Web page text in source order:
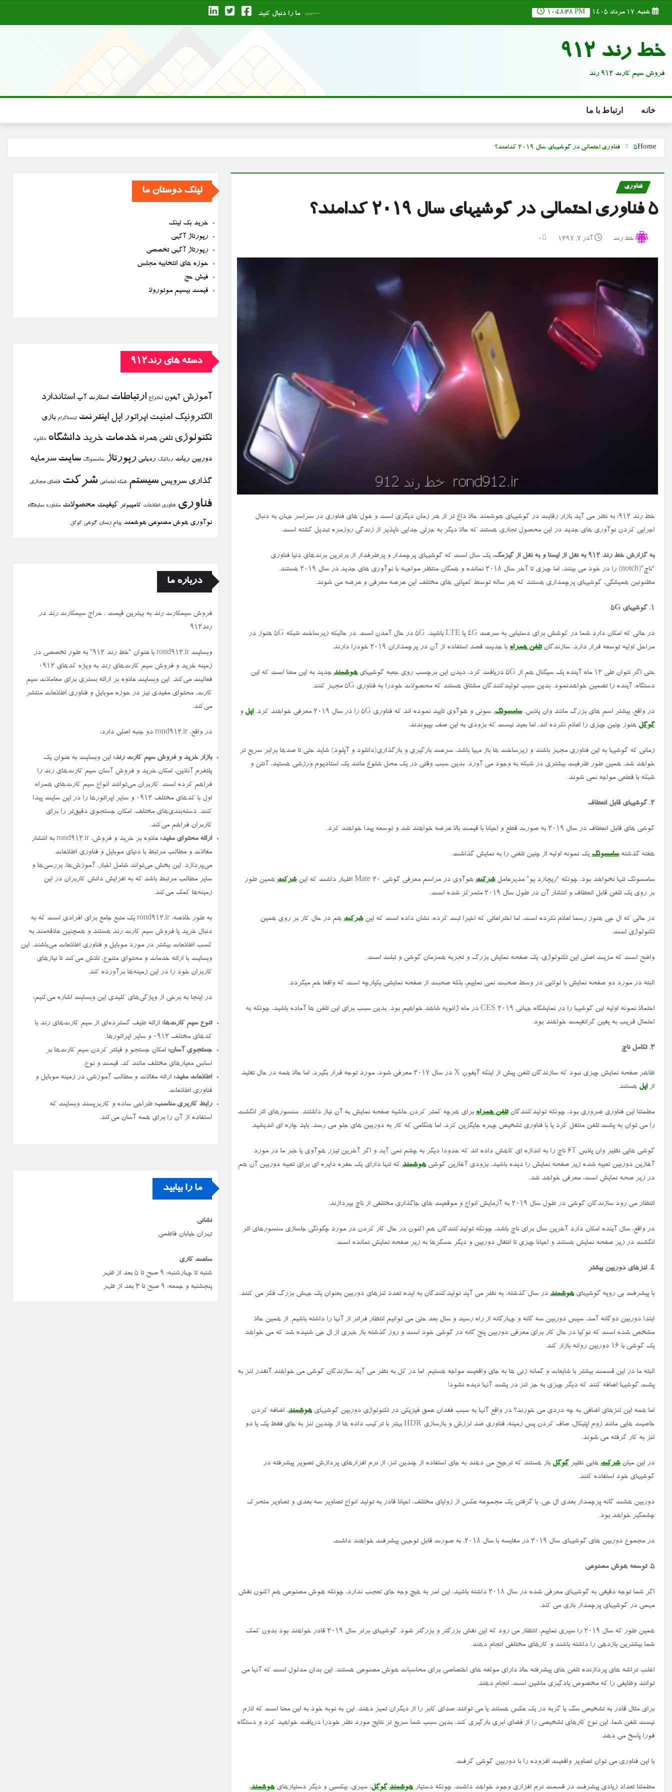
شنبه, ۱۷ مرداد ۱۴۰۵ 10:48:39 PM ما را دنبال کنید
خط رند 912
فروش سیم کارت 912 رند
خانه ارتباط با ما
Home۵ فناوری احتمالی در گوشیهای سال ۲۰۱۹ کدامند؟
فناوری
۵ فناوری احتمالی در گوشیهای سال ۲۰۱۹ کدامند؟
خط رند آذر ۷, ۱۳۹۷ 0
خط رند ۹۱۲: به نظر می آید بازار رقابت در گوشیهای هوشمند حالا داغ تر از هر زمان دیگری است و غول های فناوری در سراسر جهان به دنبال
اجرایی کردن نوآوری های جدید در این محصول تجاری هستند که حالا دیگر به جزئی جدایی ناپذیر از زندگی روزمره تبدیل گشته است.
به گزارش خط رند ۹۱۲ به نقل از ایسنا و به نقل از گیزمگ،
یک سال است که گوشیهای پرچمدار و پرطرفدار از برترین برندهای دنیا فناوری
“ناچ”(notch) را در خود می بینند، اما چیزی تا آخر سال ۲۰۱۸ نمانده و همگان منتظر مواجهه با نوآوری های جدید در سال ۲۰۱۹ هستند.
مظنونین همیشگی، گوشیهای پرچمداری هستند که هر ساله توسط کمپانی های مختلف این عرصه معرفی و عرضه می شوند.
۱. گوشیهای ۵G
در حالی که امکان دارد شما در کوشش برای دستیابی به سرعت 4G یا LTE باشید، 5G در حال آمدن است. در حالیکه زیرساخت شبکه 5G هنوز در
مراحل اولیه توسعه قرار دارد، سازندگانتلفن همراه با جدیت قصد استفاده از آن در پرچمداران ۲۰۱۹ خودرا دارند.
حتی اگر نتوان طی ۱۲ ماه آینده یک سیگنال هم از 5G دریافت کرد، دیدن این برچسب روی جعبه گوشیهای هوشمند جدید به این معنا است که این
دستگاه، آینده را تضمین خواهدنمود. بدین سبب تولیدکنندگان مشتاق هستند که محصولات خودرا به فناوری 5G مجهز کنند.
در واقع، بیشتر اسم های بزرگ مانند وان پلاس،سامسونگ، سونی و هوآوی تایید نموده اند که فناوری 5G را در سال ۲۰۱۹ معرفی خواهند کرد. اپل و
گوگل هنوز چنین چیزی را اعلام نکرده اند، اما بعید نیست که بزودی به این صف بپیوندند.
زمانی که گوشیها به این فناوری مجهز باشند و زیرساخت ها باز مهیا باشد، سرعت بارگیری و بارگذاری(دانلود و آپلود) شاید حتی تا صدها برابر سریع تر
خواهد شد، همین طور ظرفیت بیشتری در شبکه به وجود می آورد. بدین سبب وقتی در یک محل شلوغ مانند یک استادیوم ورزشی هستید، آنتن و
شبکه با قطعی مواجه نمی شوند.
۲. گوشیهای قابل انعطاف
گوشی های قابل انعطاف در سال ۲۰۱۹ به صورت قطع و احیانا با قیمت بالا عرضه خواهند شد و توسعه پیدا خواهند کرد.
هفته گذشتهسامسونگ یک نمونه اولیه از چنین تلفنی را به نمایش گذاشت.
سامسونگ تنها نخواهد بود، چونکه “ریچارد یو” مدیرعاملشرکت هوآوی در مراسم معرفی گوشی Mate 20 اظهار داشت که این شرکت همین طور
بر روی یک تلفن قابل انعطاف و انتشار آن در طول سال ۲۰۱۹ متمرکز شده است.
در حالی که ال جی هنوز رسما اعلام نکرده است، اما اختراعاتی که اخیرا ثبت کرده، نشان داده است که اینشرکت هم در حال کار بر روی همین
تکنولوژی است.
واضح است که مزیت اصلی این تکنولوژی، یک صفحه نمایش بزرگ و تجربه همزمان گوشی و تبلت است.
البته در مورد دو صفحه نمایش با لولایی در وسط صحبت نمی نماییم، بلکه صحبت از صفحه نمایشی یکپارچه است که واقعا خم میگردد.
احتمالا نمونه اولیه این گوشیها را در نمایشگاه جهانی CES 2019 در ماه ژانویه شاهد خواهیم بود. بدین سبب برای این تلفن ها آماده باشید، چونکه به
احتمال قریب به یقین گرانقیمت خواهند بود.
۳. تکامل ناچ
ظاهر صفحه نمایش چیزی نبود که سازندگان تلفن پیش از اینکه آیفون X در سال ۲۰۱۷ معرفی شود، مورد توجه قرار بگیرد، اما حالا همه در حال تقلید
ازاپل هستند.
مطمئنا این فناوری ضروری بود، چونکه تولیدکنندگانتلفن همراه برای هرچه کمتر کردن حاشیه صفحه نمایش به آن نیاز داشتند. سنسورهای اثر انگشت
را می توان به پشت تلفن منتقل کرد یا با فناوری تشخیص چهره جایگزین کرد، اما هنگامی که کار به دوربین های جلو می رسد، باید چاره ای اندیشید.
گوشی هایی نظیر وان پلاس 6T ناچ را به اندازه ای کاهش داده اند که حدودا دیگر به چشم نمی آید و اگر آخرین تیزر هوآوی یا خبر ما در مورد
آغازین دوربین تعبیه شده زیر صفحه نمایش را دیده باشید، بزودی آغازین گوشی هوشمند که تنها دارای یک حفره دایره ای برای تعبیه دوربین آن هم
در زیر صحه نمایش است، معرفی خواهد شد.
انتظار می رود سازندگان گوشی در طول سال ۲۰۱۹ به آزمایش انواع و موقعیت های جاگذاری مختلفی از ناچ بپردازند.
در واقع، سال آینده امکان دارد آخرین سال برای ناچ باشد، چونکه تولیدکنندگان هم اکنون در حال کار کردن در مورد چگونگی جاسازی سنسورهای اثر
انگشت در زیر صفحه نمایش هستند و احیانا چیزی تا انتقال دوربین و دیگر حسگرها به زیر صفحه نمایش نمانده است.
۴. لنزهای دوربین بیشتر
با پیشرفت بی رویه گوشیهای هوشمند در سال گذشته، به نظر می آید تولیدکنندگان به ایده تعدد لنزهای دوربین بعنوان یک جهش بزرگ فکر می کنند.
ابتدا دوربین دوگانه آمد، سپس دوربین سه گانه و چهارگانه از راه رسید و سال بعد حتی می توانیم انتظار فراتر از آنها را داشته باشیم. از همین حالا
مشخص شده است که نوکیا در حال کار برای معرفی دوربین پنج گانه در گوشی خود است و روز گذشته باز خبری از ال جی شنیده شد که می خواهد
یک گوشی با ۱۶ دوربین روانه بازار کند.
البته ما در این قسمت بیشتر با شایعات و گمانه زنی ها به جای واقعیت مواجه هستیم. اما در کل به نظر می آید سازندگان گوشی می خواهند آنقدر لنز به
پشت گوشیها اضافه کنند که دیگر چیزی به جز لنز در پشت آنها دیده نشود!
اما همه این لنزهای اضافی به چه دردی می خورند؟ در واقع آنها به سبب فقدان عمق فیزیکی در تکنولوژی دوربین گوشیهای هوشمند، اضافه کردن
خاصیت هایی مانند زوم اپتیکال، صاف کردن پس زمینه، فناوری ضد لرزش و بازسازی HDR بهتر با ترکیب داده ها از چندین لنز به جای فقط یک یا دو
لنز به کار گرفته می شوند.
در این میانشرکت هایی نظیر گوگل باز هستند که ترجیح می دهند به جای استفاده از چندین لنز، از نرم افزارهای پردازش تصویر پیشرفته در
گوشیهای خود استفاده کنند.
دوربین هشت گانه پرچمدار بعدی ال جی، با گرفتن یک مجموعه عکس از زوایای مختلف، احیانا قادر به تولید انواع تصاویر سه بعدی و تصاویر متحرک
چشمگیر خواهد بود.
در مجموع دوربین های گوشیهای سال ۲۰۱۹ در مقایسه با سال ۲۰۱۸، به صورت قابل توجهی پیشرفت خواهند داشت.
۵. توسعه هوش مصنوعی
اگر شما توجه دقیقی به گوشیهای معرفی شده در سال ۲۰۱۸ داشته باشید، این امر به هیچ وجه جای تعجب ندارد، چونکه هوش مصنوعی هم اکنون نقش
مهمی در گوشیهای پرچمدار بازی می کند.
همین طور که سال ۲۰۱۹ را سپری نماییم، انتظار می رود که این نقش بزرگتر و بزرگتر شود. گوشیهای برتر سال ۲۰۱۹ قادر خواهند بود بدون کمک
شما بیشترین بازدهی را داشته باشند و کارهای مختلفی انجام دهند.
اغلب تراشه های پردازنده تلفن های پیشرفته حالا دارای مولفه های اختصاصی برای محاسبات هوش مصنوعی هستند. این بدان مدلول است که آنها می
توانند وظایفی را که مخصوص یادگیری ماشین است، انجام دهند.
برای مثال قادر به تشخیص سگ یا گربه در یک عکس هستند یا می توانند صدای کابر را از دیگران تمیز دهند. این به نوبه خود به این معنا است که لازم
نیست تلفن شما، این نوع کارهای تشخیصی را از فضای ابری بارگیری کند، بدین سبب شما سریع تر نتایج مورد نظر خودرا دریافت خواهید کرد و دستگاه
فورا پاسخ می دهد.
با این فناوری می توان تصاویر واقعیت افزوده را با دوربین گوشی گرفت.
مطمئنا تعداد زیادی پیشرفت در قسمت نرم افزاری وجود خواهد داشت، چونکه دستیار هوشمند گوگل، سیری، بیکسبی و دیگر دستیارهای هوشمند،
لینک دوستان ما
خرید بک لینک
رپورتاژ آگهی
رپورتاژ آگهی تخصصی
حوزه های انتخابیه مجلس
فیش حج
قیمت بیسیم موتورولا
دسته های رند912
آموزش آیفون اختراع ارتباطات استارت آپ استاندارد
الكترونیك امنیت اپراتور اپل اینترنت اینستاگرام بازی
تكنولوژی تلفن همراه خدمات خرید دانشگاه دانلود
دوربین ربات رباتیك ردیابی رپورتاژ سامسونگ سایت سرمایه
گذاری سرویس سیستم شبكه اجتماعی شركت فضای مجازی
فناوری فناوری اطلاعات كامپیوتر كیفیت محصولات مشاوره نمایشگاه
نوآوری هوش مصنوعی هوشمند پیام رسان گوشی گوگل
درباره ما
فروش سیمكارت رند به بهترین قیمت ، حراج سیمكارت رند در
رند912
وبسایت rond912.ir با عنوان “خط رند ۹۱۲” به طور تخصصی در
زمینه خرید و فروش سیم کارت‌های رند به ویژه کدهای ۰۹۱۲
فعالیت می‌کند. این وبسایت علاوه بر ارائه بستری برای معاملات سیم
کارت، محتوای مفیدی نیز در حوزه موبایل و فناوری اطلاعات منتشر
می‌کند.
در واقع، rond912.ir دو جنبه اصلی دارد:
بازار خرید و فروش سیم کارت رند: این وبسایت به عنوان یک
پلتفرم آنلاین، امکان خرید و فروش آسان سیم کارت‌های رند را
فراهم کرده است. کاربران می‌توانند انواع سیم کارت‌های همراه
اول با کدهای مختلف ۰۹۱۲ و سایر اپراتورها را در این سایت پیدا
کنند. دسته‌بندی‌های مختلف، امکان جستجوی دقیق‌تر را برای
کاربران فراهم می‌کند.
ارائه محتوای مفید:
علاوه بر خرید و فروش، rond912.ir به انتشار
مقالات و مطالب مرتبط با دنیای موبایل و فناوری اطلاعات
می‌پردازد. این بخش می‌تواند شامل اخبار، آموزش‌ها، بررسی‌ها و
سایر مطالب مرتبط باشد که به افزایش دانش کاربران در این
زمینه‌ها کمک می‌کند.
به طور خلاصه، rond912.ir یک منبع جامع برای افرادی است که به
دنبال خرید یا فروش سیم کارت رند هستند و همچنین علاقه‌مند به
کسب اطلاعات بیشتر در مورد موبایل و فناوری اطلاعات می‌باشند. این
وبسایت با ارائه خدمات و محتوای متنوع، تلاش می‌کند تا نیازهای
کاربران خود را در این زمینه‌ها برآورده کند.
در اینجا به برخی از ویژگی‌های کلیدی این وبسایت اشاره می‌کنیم:
تنوع سیم کارت‌ها: ارائه طیف گسترده‌ای از سیم کارت‌های رند با
کدهای مختلف ۰۹۱۲ و سایر اپراتورها.
جستجوی آسان: امکان جستجو و فیلتر کردن سیم کارت‌ها بر
اساس معیارهای مختلف مانند کد، قیمت و نوع.
اطلاعات مفید: ارائه مقالات و مطالب آموزشی در زمینه موبایل و
فناوری اطلاعات.
رابط کاربری مناسب: طراحی ساده و کاربرپسند وبسایت که
استفاده از آن را برای همه آسان می‌کند.
ما را بیابید
نشانی
تهران خیابان فاطمی
ساعت کاری
شنبه تا چهارشنبه: ۹ صبح تا ۵ بعد از ظهر
پنجشنبه و جمعه: ۹ صبح تا ۳ بعد از ظهر